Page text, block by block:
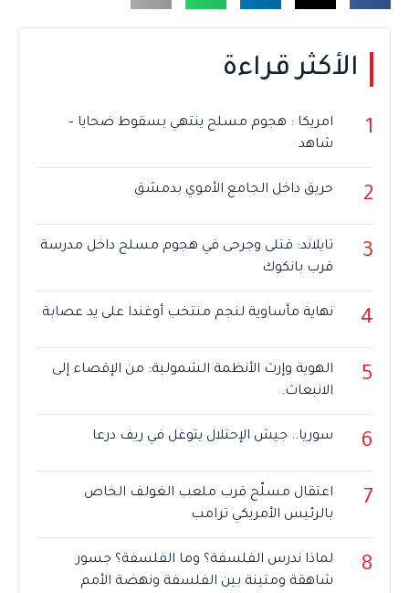
الأكثر قراءة
1
امريكا : هجوم مسلح ينتهي بسقوط ضحايا –
شاهد
2 حريق داخل الجامع الأموي بدمشق
3
تايلاند: قتلى وجرحى في هجوم مسلح داخل مدرسة
قرب بانكوك
4 نهاية مأساوية لنجم منتخب أوغندا على يد عصابة
5
الهوية وإرث الأنظمة الشمولية: من الإقصاء إلى
الانبعاث.
6 سوريا.. جيش الإحتلال يتوغل في ريف درعا
7
اعتقال مسلّح قرب ملعب الغولف الخاص
بالرئيس الأمريكي ترامب
8
لماذا ندرس الفلسفة؟ وما الفلسفة؟ جسور
شاهقة ومتينة بين الفلسفة ونهضة الأمم